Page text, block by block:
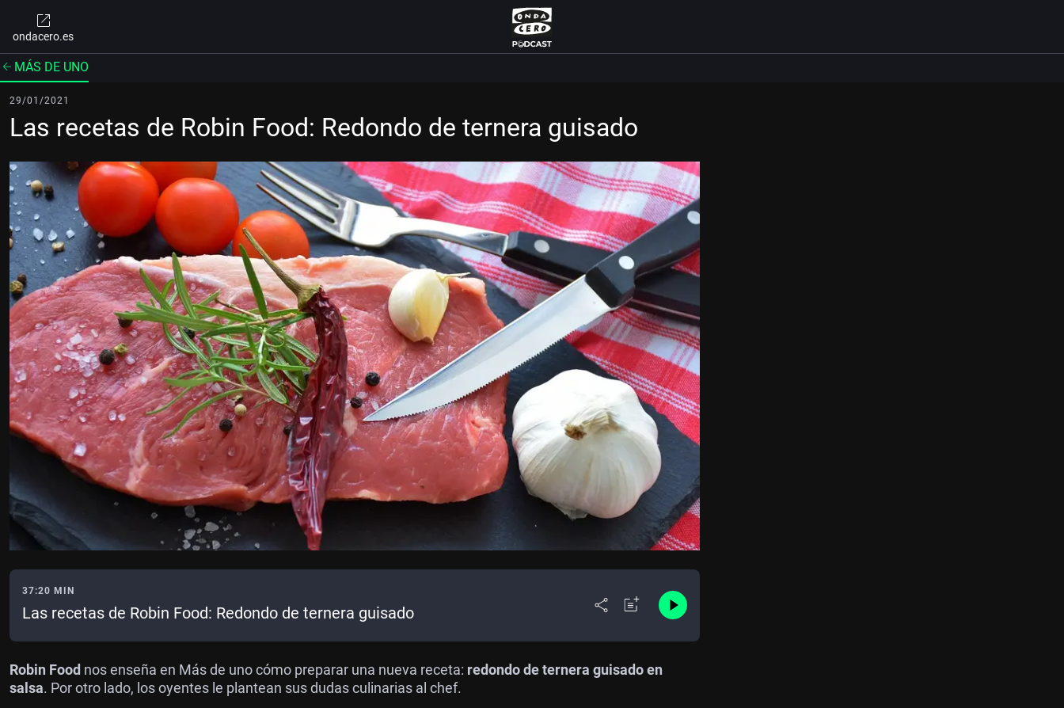
ondacero.es
MÁS DE UNO
29/01/2021
Las recetas de Robin Food: Redondo de ternera guisado
37:20 MIN
Las recetas de Robin Food: Redondo de ternera guisado
Robin Food nos enseña en Más de uno cómo preparar una nueva receta: redondo de ternera guisado en
salsa. Por otro lado, los oyentes le plantean sus dudas culinarias al chef.